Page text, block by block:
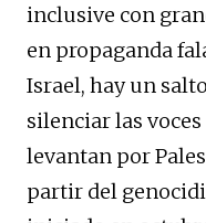
inclusive con
en propaganda
Israel, hay un
silenciar las voces
levantan por
partir del